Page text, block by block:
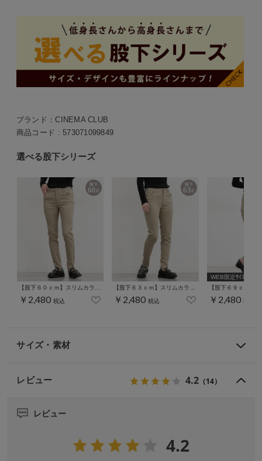
ブランド：CINEMA CLUB
商品コード : 573071099849
選べる股下シリーズ
￥2,480 税込 ￥2,480 税込
WEB限定ｻｲｽﾞ[3L]
￥2,480 税込
サイズ・素材
レビュー 4.2 （14）
レビュー
4.2